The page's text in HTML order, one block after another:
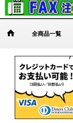
全商品一覧